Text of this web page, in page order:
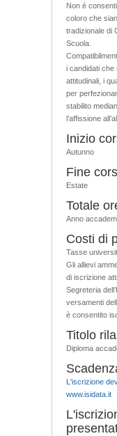
Non è
coloro che
tradizionale di
Scuola.
i candidati che
attitudinali, i
per
stabilito
l’affissione
Inizio
Autunno
Fine
Estate
Totale
Anno
Costi di
Tasse
Gli allievi
di iscrizione
Segreteria
versamenti
è consentito
Titolo
Diploma
L'iscrizione
www.isidata.it